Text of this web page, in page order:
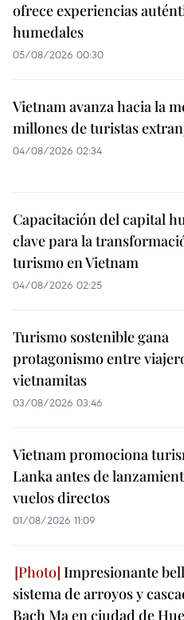
ofrece experiencias
humedales
05/08/2026 00:30
Vietnam avanza hacia la
millones de turistas
04/08/2026 02:34
Capacitación del capital
clave para la
turismo en Vietnam
04/08/2026 02:25
Turismo sostenible gana
protagonismo entre
vietnamitas
03/08/2026 03:46
Vietnam promociona
Lanka antes de
vuelos directos
01/08/2026 11:09
Impresionante
sistema de arroyos y
Bach Ma en ciudad de Hue